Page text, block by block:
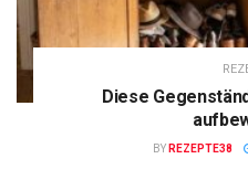
Diese
BY REZEPTE38